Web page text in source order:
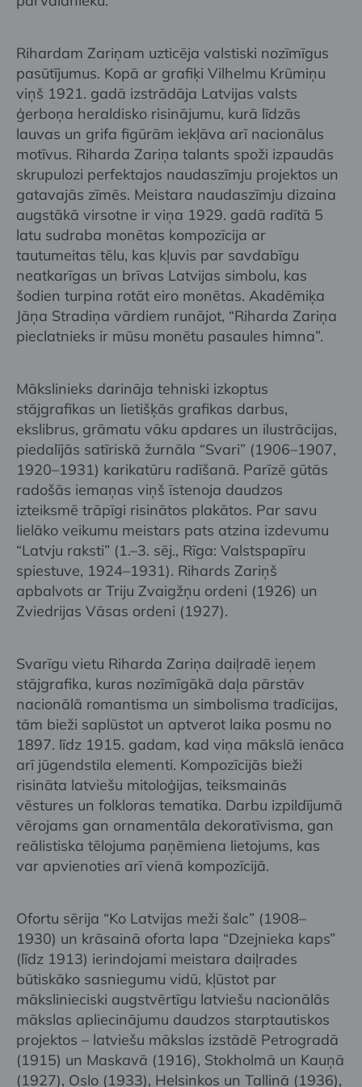
Rihardam Zariņam uzticēja valstiski nozīmīgus
pasūtījumus. Kopā ar grafiķi Vilhelmu Krūmiņu
viņš 1921. gadā izstrādāja Latvijas valsts
ģerboņa heraldisko risinājumu, kurā līdzās
lauvas un grifa figūrām iekļāva arī nacionālus
motīvus. Riharda Zariņa talants spoži izpaudās
skrupulozi perfektajos naudaszīmju projektos un
gatavajās zīmēs. Meistara naudaszīmju dizaina
augstākā virsotne ir viņa 1929. gadā radītā 5
latu sudraba monētas kompozīcija ar
tautumeitas tēlu, kas kļuvis par savdabīgu
neatkarīgas un brīvas Latvijas simbolu, kas
šodien turpina rotāt eiro monētas. Akadēmiķa
Jāņa Stradiņa vārdiem runājot, “Riharda Zariņa
pieclatnieks ir mūsu monētu pasaules himna”.
Mākslinieks darināja tehniski izkoptus
stājgrafikas un lietišķās grafikas darbus,
ekslibrus, grāmatu vāku apdares un ilustrācijas,
piedalījās satīriskā žurnāla “Svari” (1906–1907,
1920–1931) karikatūru radīšanā. Parīzē gūtās
radošās iemaņas viņš īstenoja daudzos
izteiksmē trāpīgi risinātos plakātos. Par savu
lielāko veikumu meistars pats atzina izdevumu
“Latvju raksti” (1.–3. sēj., Rīga: Valstspapīru
spiestuve, 1924–1931). Rihards Zariņš
apbalvots ar Triju Zvaigžņu ordeni (1926) un
Zviedrijas Vāsas ordeni (1927).
Svarīgu vietu Riharda Zariņa daiļradē ieņem
stājgrafika, kuras nozīmīgākā daļa pārstāv
nacionālā romantisma un simbolisma tradīcijas,
tām bieži saplūstot un aptverot laika posmu no
1897. līdz 1915. gadam, kad viņa mākslā ienāca
arī jūgendstila elementi. Kompozīcijās bieži
risināta latviešu mitoloģijas, teiksmainās
vēstures un folkloras tematika. Darbu izpildījumā
vērojams gan ornamentāla dekoratīvisma, gan
reālistiska tēlojuma paņēmiena lietojums, kas
var apvienoties arī vienā kompozīcijā.
Ofortu sērija “Ko Latvijas meži šalc” (1908–
1930) un krāsainā oforta lapa “Dzejnieka kaps”
(līdz 1913) ierindojami meistara daiļrades
būtiskāko sasniegumu vidū, kļūstot par
mākslinieciski augstvērtīgu latviešu nacionālās
mākslas apliecinājumu daudzos starptautiskos
projektos – latviešu mākslas izstādē Petrogradā
(1915) un Maskavā (1916), Stokholmā un Kauņā
(1927), Oslo (1933), Helsinkos un Tallinā (1936),